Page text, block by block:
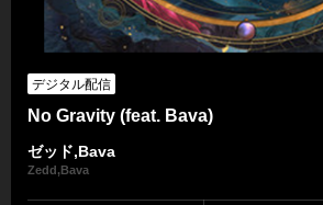
デジタル配信
No Gravity (feat. Bava)
ゼッド,Bava
Zedd,Bava